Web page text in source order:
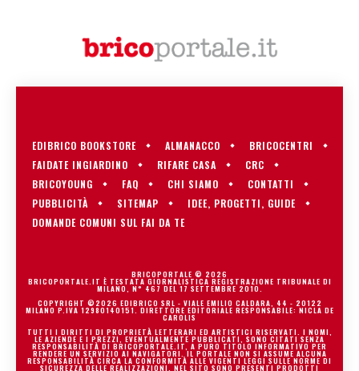
EDIBRICO BOOKSTORE ALMANACCO
BRICOCENTRI
FAIDATE INGIARDINO
RIFARE CASA
CRC
BRICOYOUNG
FAQ CHI SIAMO
CONTATTI
PUBBLICITÀ
SITEMAP
IDEE, PROGETTI, GUIDE
DOMANDE COMUNI SUL FAI DA TE
BRICOPORTALE © 2026
BRICOPORTALE.IT È TESTATA GIORNALISTICA REGISTRAZIONE TRIBUNALE DI
MILANO, N° 467 DEL 17 SETTEMBRE 2010.
COPYRIGHT ©2026 EDIBRICO SRL - VIALE EMILIO CALDARA, 44 - 20122
MILANO P.IVA 12980140151. DIRETTORE EDITORIALE RESPONSABILE: NICLA DE
CAROLIS
TUTTI I DIRITTI DI PROPRIETÀ LETTERARI ED ARTISTICI RISERVATI. I NOMI,
LE AZIENDE E I PREZZI, EVENTUALMENTE PUBBLICATI, SONO CITATI SENZA
RESPONSABILITÀ DI BRICOPORTALE.IT, A PURO TITOLO INFORMATIVO PER
RENDERE UN SERVIZIO AI NAVIGATORI. IL PORTALE NON SI ASSUME ALCUNA
RESPONSABILITÀ CIRCA LA CONFORMITÀ ALLE VIGENTI LEGGI SULLE NORME DI
SICUREZZA DELLE REALIZZAZIONI. NEL SITO SONO PRESENTI PRODOTTI